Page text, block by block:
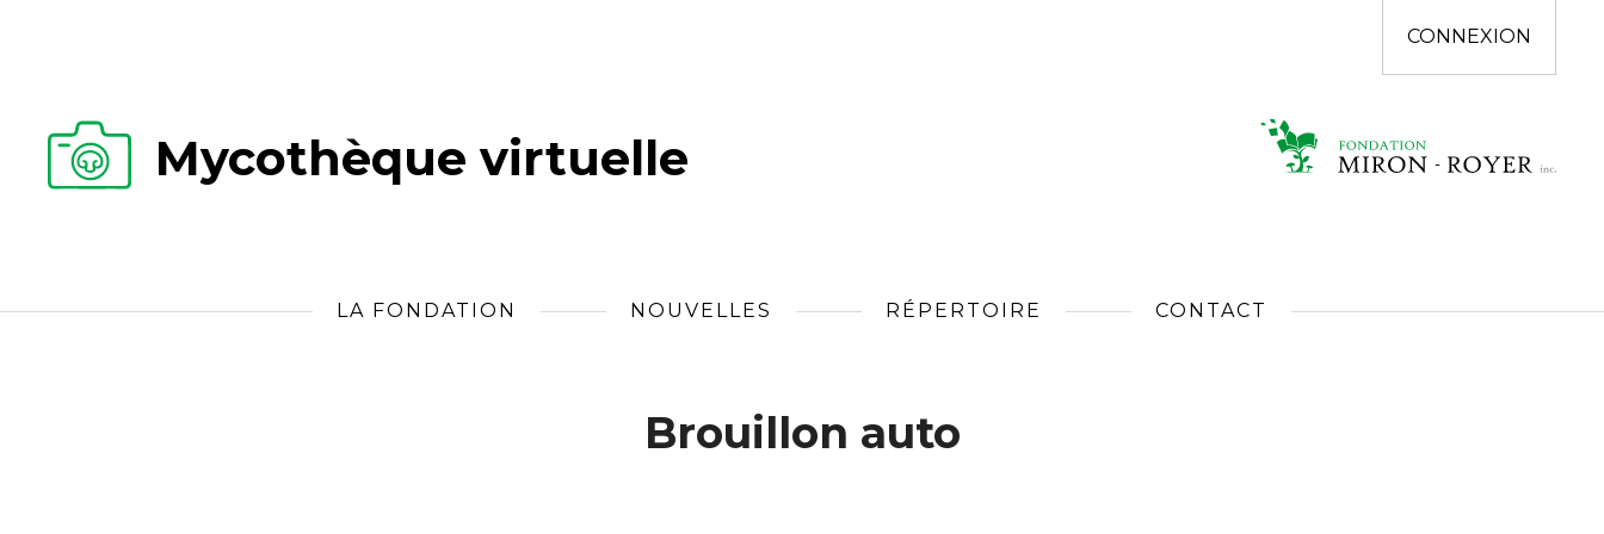
CONNEXION
Mycothèque virtuelle
LA FONDATION NOUVELLES RÉPERTOIRE CONTACT
Brouillon auto